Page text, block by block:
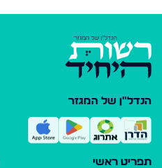
הנדל"ן של המגזר
תפריט ראשי